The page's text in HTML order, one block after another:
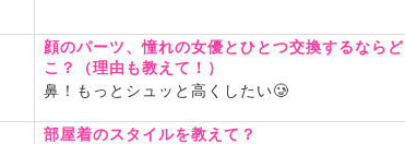
顔のパーツ、憧れの女優とひとつ交換するならど
こ？（理由も教えて！）
鼻！もっとシュッと高くしたい🥲
部屋着のスタイルを教えて？